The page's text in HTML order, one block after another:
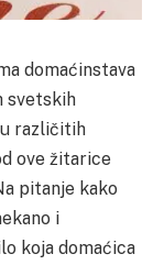
domaćinstava
svetskih
različitih
ove žitarice
pitanje kako
i
koja domaćica